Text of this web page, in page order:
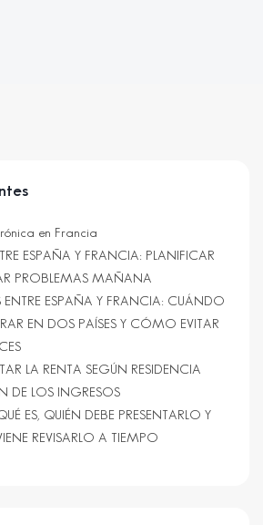
en Francia
ESPAÑA Y FRANCIA: PLANIFICAR
PROBLEMAS MAÑANA
ENTRE ESPAÑA Y FRANCIA: CUÁNDO
EN DOS PAÍSES Y CÓMO EVITAR
LA RENTA SEGÚN RESIDENCIA
DE LOS INGRESOS
ES, QUIÉN DEBE PRESENTARLO Y
REVISARLO A TIEMPO